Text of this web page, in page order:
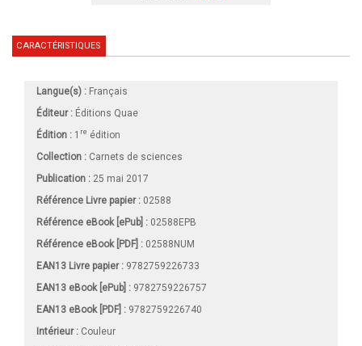
CARACTÉRISTIQUES
Langue(s) : Français
Éditeur : Éditions Quae
Édition : 1 re édition
Collection : Carnets de sciences
Publication : 25 mai 2017
Référence Livre papier : 02588
Référence eBook [ePub] : 02588EPB
Référence eBook [PDF] : 02588NUM
EAN13 Livre papier : 9782759226733
EAN13 eBook [ePub] : 9782759226757
EAN13 eBook [PDF] : 9782759226740
Intérieur : Couleur